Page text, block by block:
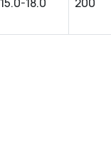
15.0-18.0 200